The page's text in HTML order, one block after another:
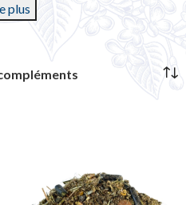
physiques comme une
usure dentaire, nécessitent des
leur énergie et leur vitalité.
qualité pour cheval
assurent un apport énergétique
digestive et répondre aux
plus